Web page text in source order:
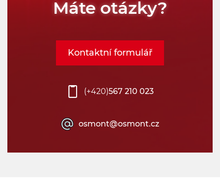
Máte otázky?
(+420)567 210 023
osmont@osmont.cz
Kontaktní formulář